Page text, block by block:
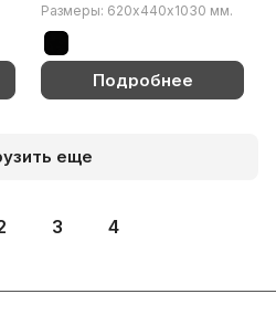
Размеры: 620х440х1030 мм.
Подробнее
еще
3 4